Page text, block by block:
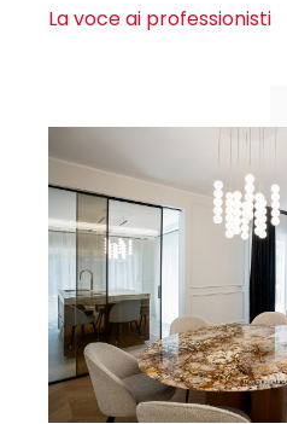
La voce ai professionisti